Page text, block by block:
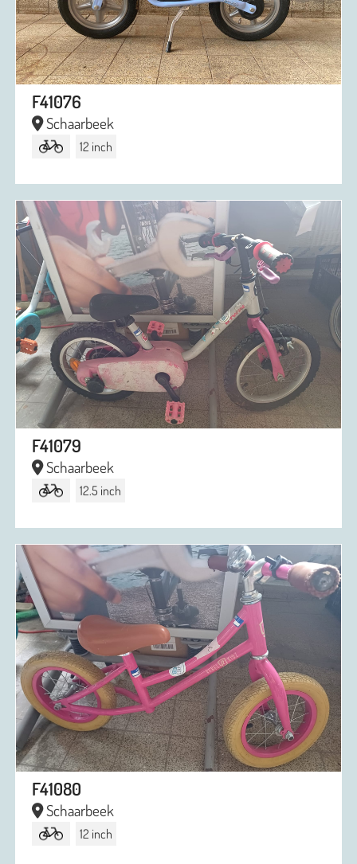
F41076
Schaarbeek
12 inch
F41079
Schaarbeek
12.5 inch
F41080
Schaarbeek
12 inch